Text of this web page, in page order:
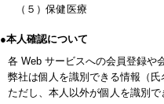
（５）保健医療
●本人確認について
各 Web サービスへの会員登録や
弊社は個人を識別できる情報（
ただし、本人以外が個人を識別